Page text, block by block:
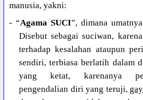
manusia, yakni:
- “Agama SUCI”, dimana
Disebut sebagai suciwan,
terhadap kesalahan ataupun
sendiri, terbiasa berlatih dalam
yang ketat, karenanya
pengendalian diri yang teruji,